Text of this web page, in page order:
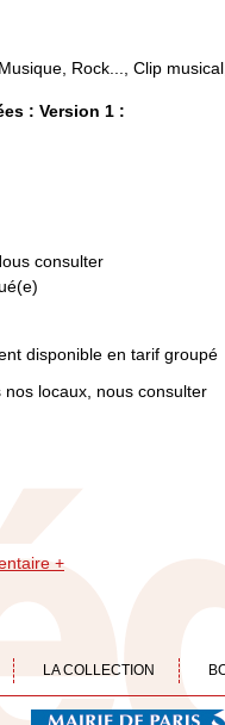
Musique, Rock..., Clip
: Version 1 :
consulter
disponible en tarif groupé
locaux, nous consulter
+
LA COLLECTION